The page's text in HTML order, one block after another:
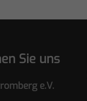
Sie uns
e.V.